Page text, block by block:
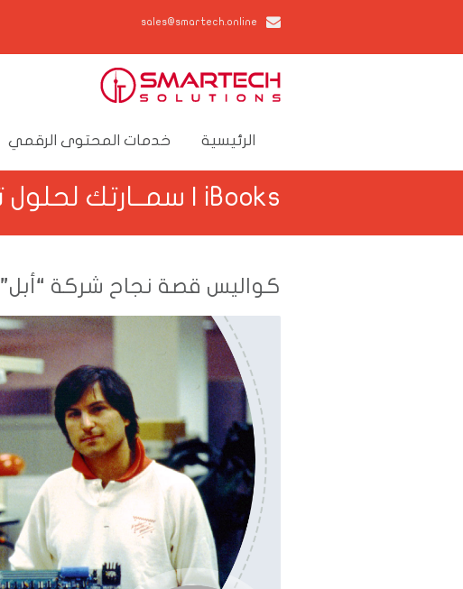
sales@smartech.online
الرئيسية خدمات المحتوى الرقمي
iBooks | سمــارتك لحلول تكنولوجيا الأعمال
كواليس قصة نجاح شركة “أبل”